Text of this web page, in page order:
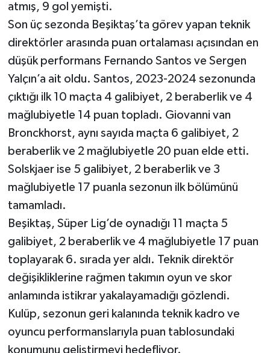
atmış, 9 gol yemişti.
Son üç sezonda Beşiktaş’ta görev yapan teknik
direktörler arasında puan ortalaması açısından en
düşük performans Fernando Santos ve Sergen
Yalçın’a ait oldu. Santos, 2023-2024 sezonunda
çıktığı ilk 10 maçta 4 galibiyet, 2 beraberlik ve 4
mağlubiyetle 14 puan topladı. Giovanni van
Bronckhorst, aynı sayıda maçta 6 galibiyet, 2
beraberlik ve 2 mağlubiyetle 20 puan elde etti.
Solskjaer ise 5 galibiyet, 2 beraberlik ve 3
mağlubiyetle 17 puanla sezonun ilk bölümünü
tamamladı.
Beşiktaş, Süper Lig’de oynadığı 11 maçta 5
galibiyet, 2 beraberlik ve 4 mağlubiyetle 17 puan
toplayarak 6. sırada yer aldı. Teknik direktör
değişikliklerine rağmen takımın oyun ve skor
anlamında istikrar yakalayamadığı gözlendi.
Kulüp, sezonun geri kalanında teknik kadro ve
oyuncu performanslarıyla puan tablosundaki
konumunu geliştirmeyi hedefliyor.